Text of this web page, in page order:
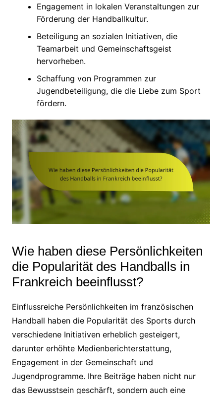
Engagement in lokalen Veranstaltungen zur
Förderung der Handballkultur.
Beteiligung an sozialen Initiativen, die
Teamarbeit und Gemeinschaftsgeist
hervorheben.
Schaffung von Programmen zur
Jugendbeteiligung, die die Liebe zum Sport
fördern.
Wie haben diese Persönlichkeiten
die Popularität des Handballs in
Frankreich beeinflusst?
Einflussreiche Persönlichkeiten im französischen
Handball haben die Popularität des Sports durch
verschiedene Initiativen erheblich gesteigert,
darunter erhöhte Medienberichterstattung,
Engagement in der Gemeinschaft und
Jugendprogramme. Ihre Beiträge haben nicht nur
das Bewusstsein geschärft, sondern auch eine